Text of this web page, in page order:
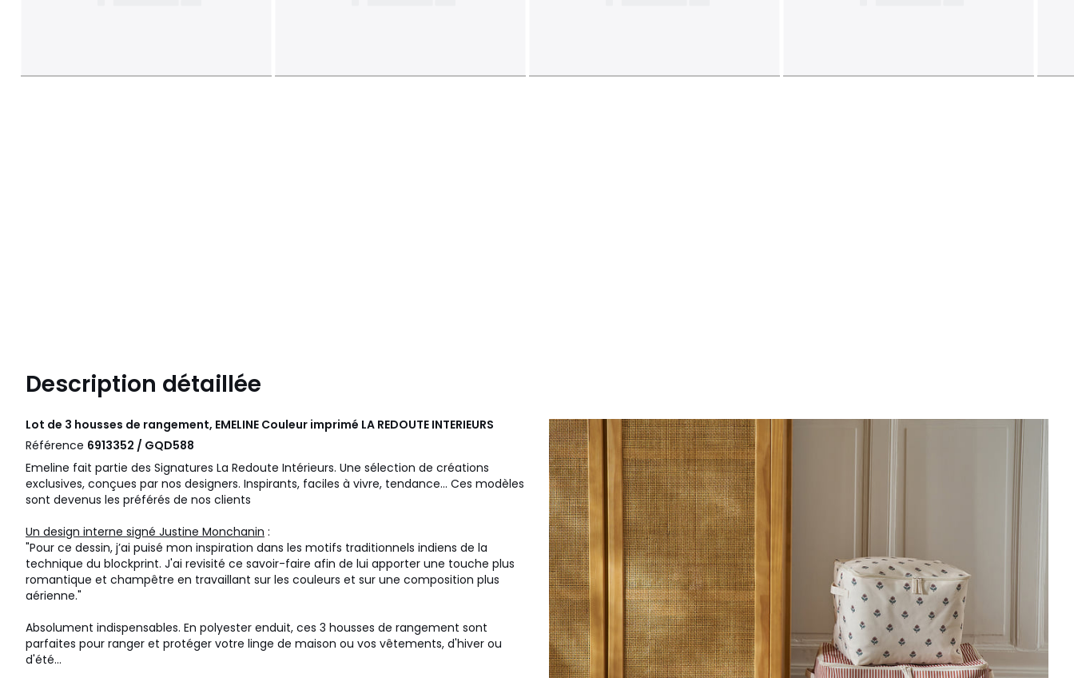
Description détaillée
Lot de 3 housses de rangement, EMELINE Couleur imprimé LA REDOUTE INTERIEURS
Référence 6913352 / GQD588
Emeline fait partie des Signatures La Redoute Intérieurs. Une sélection de créations
exclusives, conçues par nos designers. Inspirants, faciles à vivre, tendance... Ces modèles
sont devenus les préférés de nos clients
Un design interne signé Justine Monchanin :
"Pour ce dessin, j’ai puisé mon inspiration dans les motifs traditionnels indiens de la
technique du blockprint. J'ai revisité ce savoir-faire afin de lui apporter une touche plus
romantique et champêtre en travaillant sur les couleurs et sur une composition plus
aérienne."
Absolument indispensables. En polyester enduit, ces 3 housses de rangement sont
parfaites pour ranger et protéger votre linge de maison ou vos vêtements, d'hiver ou
d'été...